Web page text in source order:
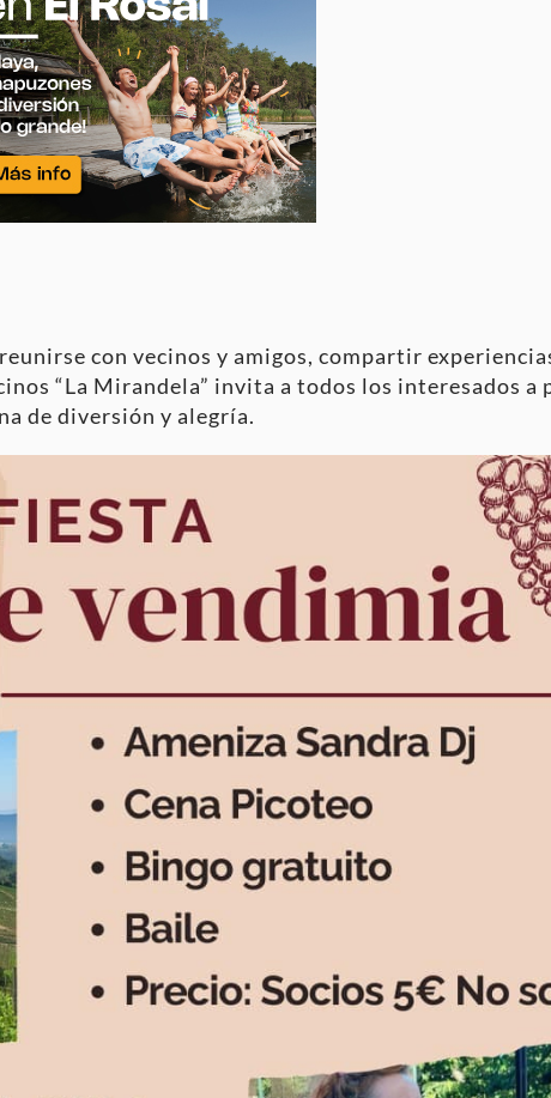
con vecinos y amigos, compartir
“La Mirandela” invita a todos los interesados a
de diversión y alegría.